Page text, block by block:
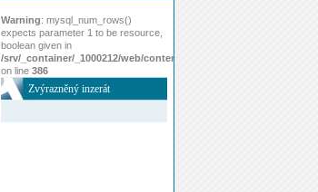
Warning: mysql_num_rows()
expects parameter 1 to be resource,
boolean given in
/srv/_container/_1000212/web/content/www/index.php
on line 386
Zvýrazněný inzerát